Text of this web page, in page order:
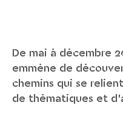
De mai à décembre
emmène de
chemins qui se
de thématiques et